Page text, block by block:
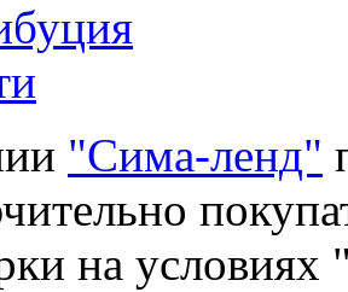
"Сима-ленд"
на условиях